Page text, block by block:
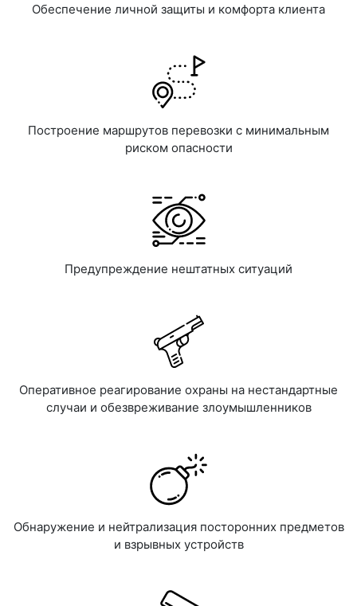
Обеспечение личной защиты и комфорта клиента
Построение маршрутов перевозки с минимальным
риском опасности
Предупреждение нештатных ситуаций
Оперативное реагирование охраны на нестандартные
случаи и обезвреживание злоумышленников
Обнаружение и нейтрализация посторонних предметов
и взрывных устройств